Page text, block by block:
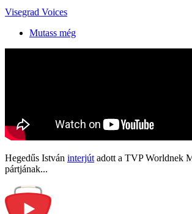
Visegrad Voices
Mutass még
Hegedűs István interjútadott a TVP Worldnek
pártjának...